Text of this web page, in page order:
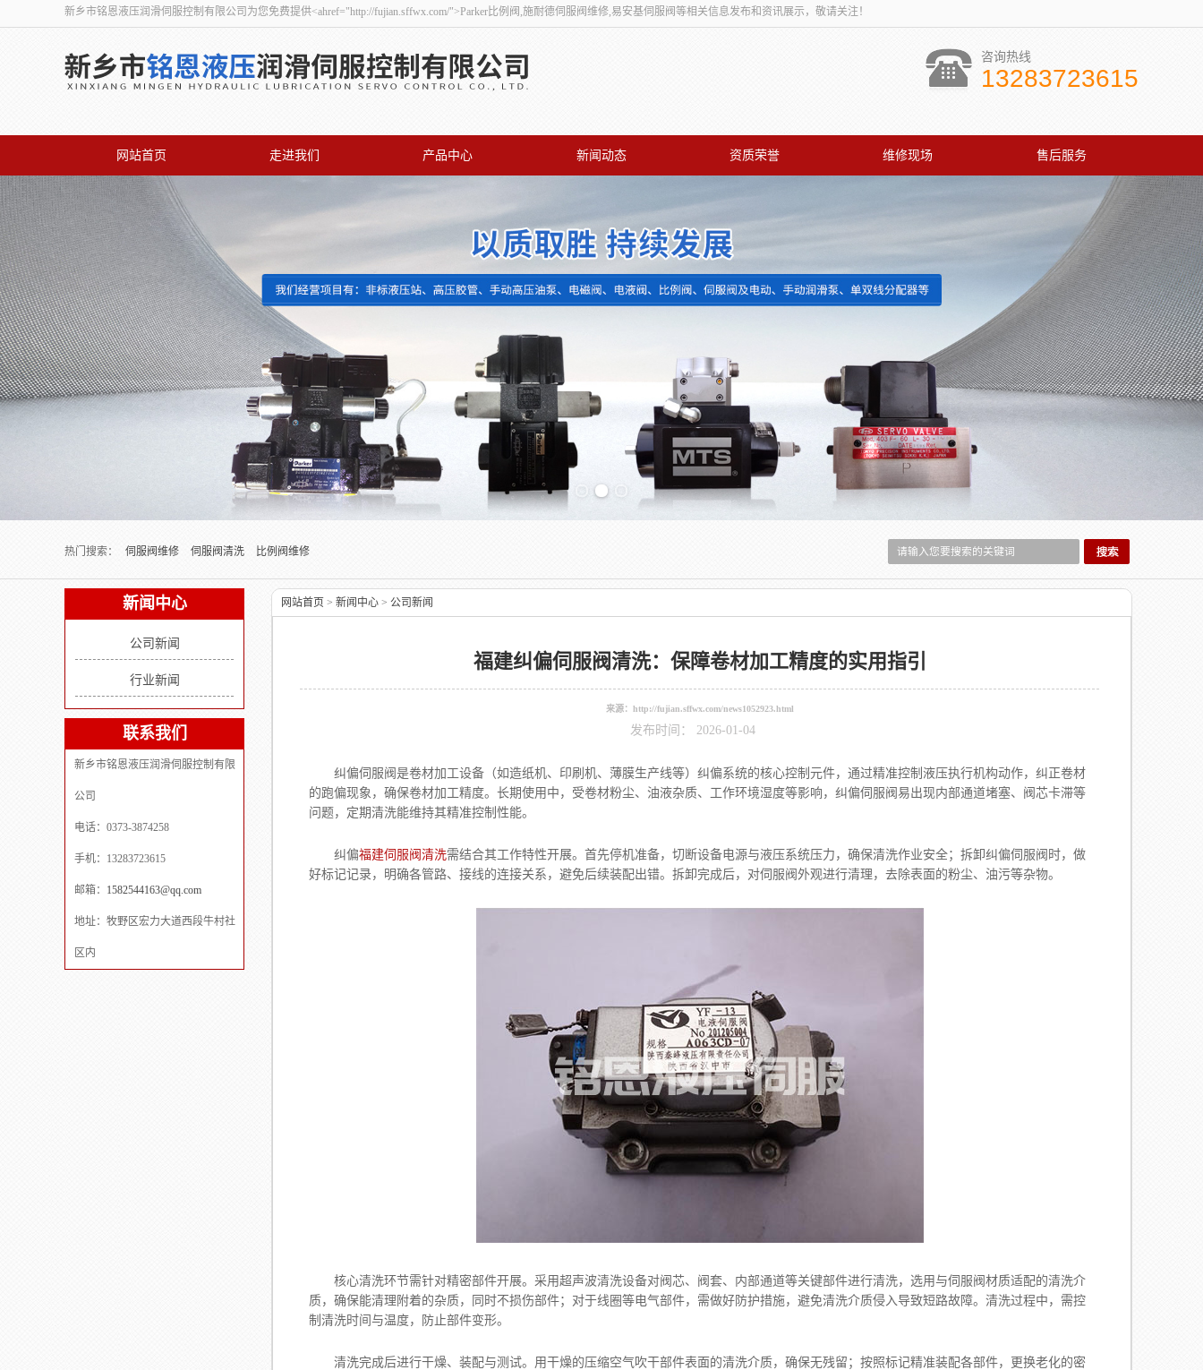
新乡市铭恩液压润滑伺服控制有限公司为您免费提供<ahref="http://fujian.sffwx.com/">Parker比例阀,施耐德伺服阀维修,易安基伺服阀等相关信息发布和资讯展示，敬请关注！
咨询热线
13283723615
网站首页 走进我们 产品中心 新闻动态 资质荣誉 维修现场 售后服务
联系我们
热门搜索：
伺服阀维修 伺服阀清洗 比例阀维修
新闻中心
公司新闻
行业新闻
联系我们
新乡市铭恩液压润滑伺服控制有限
公司
电话：0373-3874258
手机：13283723615
邮箱： 1582544163@qq.com
地址：牧野区宏力大道西段牛村社
区内
网站首页 > 新闻中心 > 公司新闻
福建纠偏伺服阀清洗：保障卷材加工精度的实用指引
来源： http://fujian.sffwx.com/news1052923.html
发布时间： 2026-01-04
纠偏伺服阀是卷材加工设备（如造纸机、印刷机、薄膜生产线等）纠偏系统的核心控制元件，通过精准控制液压执行机构动作，纠正卷材
的跑偏现象，确保卷材加工精度。长期使用中，受卷材粉尘、油液杂质、工作环境湿度等影响，纠偏伺服阀易出现内部通道堵塞、阀芯卡滞等
问题，定期清洗能维持其精准控制性能。
纠偏福建伺服阀清洗需结合其工作特性开展。首先停机准备，切断设备电源与液压系统压力，确保清洗作业安全；拆卸纠偏伺服阀时，做
好标记记录，明确各管路、接线的连接关系，避免后续装配出错。拆卸完成后，对伺服阀外观进行清理，去除表面的粉尘、油污等杂物。
核心清洗环节需针对精密部件开展。采用超声波清洗设备对阀芯、阀套、内部通道等关键部件进行清洗，选用与伺服阀材质适配的清洗介
质，确保能清理附着的杂质，同时不损伤部件；对于线圈等电气部件，需做好防护措施，避免清洗介质侵入导致短路故障。清洗过程中，需控
制清洗时间与温度，防止部件变形。
清洗完成后进行干燥、装配与测试。用干燥的压缩空气吹干部件表面的清洗介质，确保无残留；按照标记精准装配各部件，更换老化的密